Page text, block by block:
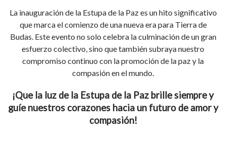
La inauguración de la Estupa de la Paz es un hito significativo
que marca el comienzo de una nueva era para Tierra de
Budas. Este evento no solo celebra la culminación de un gran
esfuerzo colectivo, sino que también subraya nuestro
compromiso continuo con la promoción de la paz y la
compasión en el mundo.
¡Que la luz de la Estupa de la Paz brille siempre y
guíe nuestros corazones hacia un futuro de amor y
compasión!